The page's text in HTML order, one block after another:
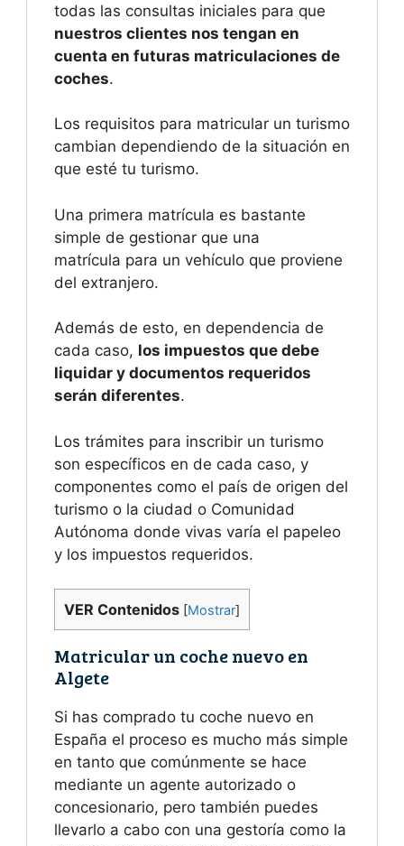
todas las consultas iniciales para que
nuestros clientes nos tengan en
cuenta en futuras matriculaciones de
coches.
Los requisitos para matricular un turismo
cambian dependiendo de la situación en
que esté tu turismo.
Una primera matrícula es bastante
simple de gestionar que una
matrícula para un vehículo que proviene
del extranjero.
Además de esto, en dependencia de
cada caso, los impuestos que debe
liquidar y documentos requeridos
serán diferentes.
Los trámites para inscribir un turismo
son específicos en de cada caso, y
componentes como el país de origen del
turismo o la ciudad o Comunidad
Autónoma donde vivas varía el papeleo
y los impuestos requeridos.
VER Contenidos [Mostrar]
Matricular un coche nuevo en
Algete
Si has comprado tu coche nuevo en
España el proceso es mucho más simple
en tanto que comúnmente se hace
mediante un agente autorizado o
concesionario, pero también puedes
llevarlo a cabo con una gestoría como la